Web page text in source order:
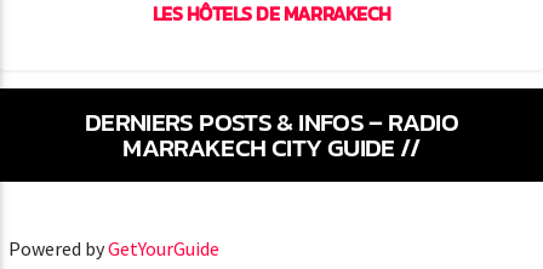
LES HÔTELS DE MARRAKECH
DERNIERS POSTS & INFOS – RADIO
MARRAKECH CITY GUIDE //
Powered byGetYourGuide